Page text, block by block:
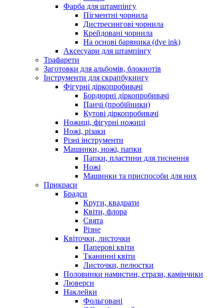
Фарба для штампінгу
Пігментні чорнила
Дистресингові чорнила
Крейдовані чорнила
На основі барвника (dye ink)
Аксесуари для штампінгу
Трафарети
Заготовки для альбомів, блокнотів
Інструменти для скрапбукингу
Фігурні діркопробивачі
Бордюрні діркопробивачі
Панчі (пробійники)
Кутові діркопробивачі
Ножиці, фігурні ножиці
Ножі, різаки
Різні інструменти
Машинки, ножі, папки
Папки, пластини для тиснення
Ножі
Машинки та приспособи для них
Прикраси
Брадси
Круги, квадрати
Квіти, флора
Свята
Різне
Квіточки, листочки
Паперові квіти
Тканинні квіти
Листочки, пелюстки
Половинки намистин, стрази, камінчики
Люверси
Наклейки
Фольговані